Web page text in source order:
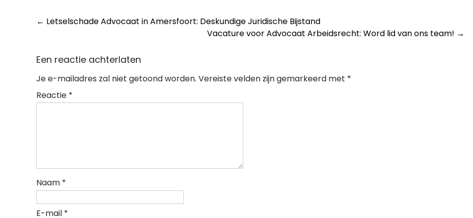
Post
← Letselschade Advocaat in Amersfoort: Deskundige Juridische Bijstand
Vacature voor Advocaat Arbeidsrecht: Word lid van ons team! →
Een reactie achterlaten
Je e-mailadres zal niet getoond worden. Vereiste velden zijn gemarkeerd met *
Reactie *
Naam *
E-mail *